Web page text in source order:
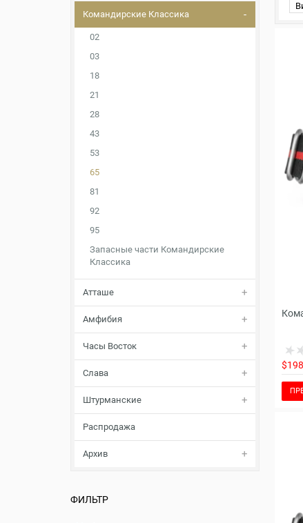
Командирские Классика
02
03
18
21
28
43
53
65
81
92
95
Запасные части Командирские
Классика
Атташе
Амфибия
Часы Восток
Слава
Штурманские
Распродажа
Архив
ФИЛЬТР
$198